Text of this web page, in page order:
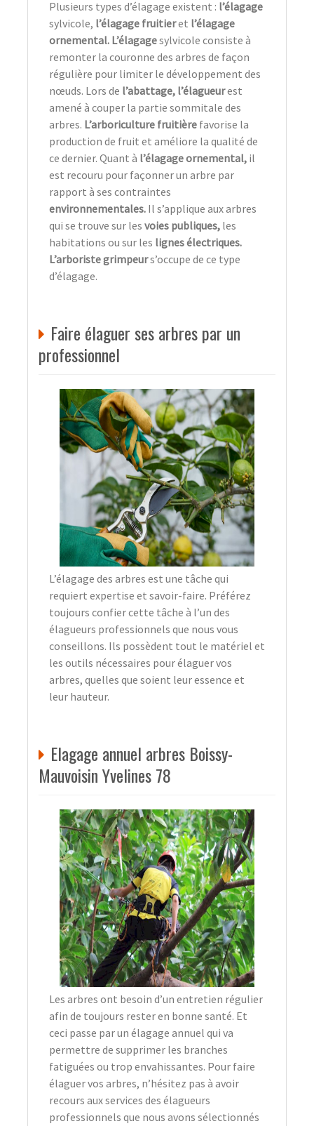
Plusieurs types d’élagage existent : l’élagage
sylvicole, l’élagage fruitieret l’élagage
ornemental. L’élagagesylvicole consiste à
remonter la couronne des arbres de façon
régulière pour limiter le développement des
nœuds. Lors de l’abattage, l’élagueurest
amené à couper la partie sommitale des
arbres. L’arboriculture fruitière favorise la
production de fruit et améliore la qualité de
ce dernier. Quant à l’élagage ornemental, il
est recouru pour façonner un arbre par
rapport à ses contraintes
environnementales. Il s’applique aux arbres
qui se trouve sur les voies publiques, les
habitations ou sur les lignes électriques.
L’arboriste grimpeurs’occupe de ce type
d’élagage.
Faire élaguer ses arbres par un
professionnel
L’élagage des arbres est une tâche qui
requiert expertise et savoir-faire. Préférez
toujours confier cette tâche à l’un des
élagueurs professionnels que nous vous
conseillons. Ils possèdent tout le matériel et
les outils nécessaires pour élaguer vos
arbres, quelles que soient leur essence et
leur hauteur.
Elagage annuel arbres Boissy-
Mauvoisin Yvelines 78
Les arbres ont besoin d’un entretien régulier
afin de toujours rester en bonne santé. Et
ceci passe par un élagage annuel qui va
permettre de supprimer les branches
fatiguées ou trop envahissantes. Pour faire
élaguer vos arbres, n’hésitez pas à avoir
recours aux services des élagueurs
professionnels que nous avons sélectionnés